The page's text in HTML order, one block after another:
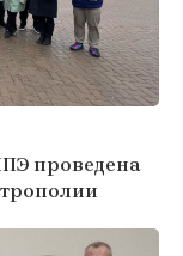
проведена